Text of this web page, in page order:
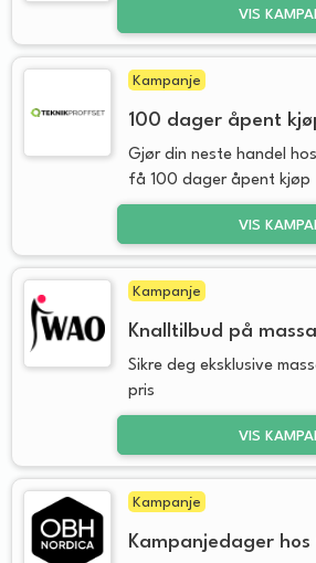
VIS
Kampanje
100 dager åpent
Gjør din neste handel
få 100 dager åpent kjøp
VIS
Kampanje
Knalltilbud på
Sikre deg eksklusive
pris
VIS
Kampanje
Kampanjedager hos